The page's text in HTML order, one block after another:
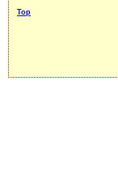
Top